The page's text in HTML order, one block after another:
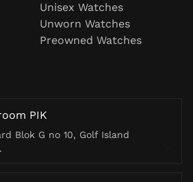
Unisex Watches
Unworn Watches
Preowned Watches
PIK
Blok G no 10, Golf Island